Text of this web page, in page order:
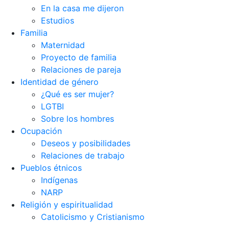
En la casa me dijeron
Estudios
Familia
Maternidad
Proyecto de familia
Relaciones de pareja
Identidad de género
¿Qué es ser mujer?
LGTBI
Sobre los hombres
Ocupación
Deseos y posibilidades
Relaciones de trabajo
Pueblos étnicos
Indígenas
NARP
Religión y espiritualidad
Catolicismo y Cristianismo